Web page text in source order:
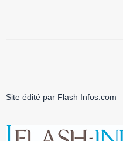
Site édité par Flash Infos.com